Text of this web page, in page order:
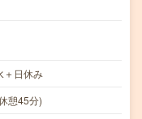
日休み
憩45分)